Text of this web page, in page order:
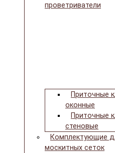
проветриватели
Приточные
оконные
Приточные
стеновые
Комплектующие
москитных сеток